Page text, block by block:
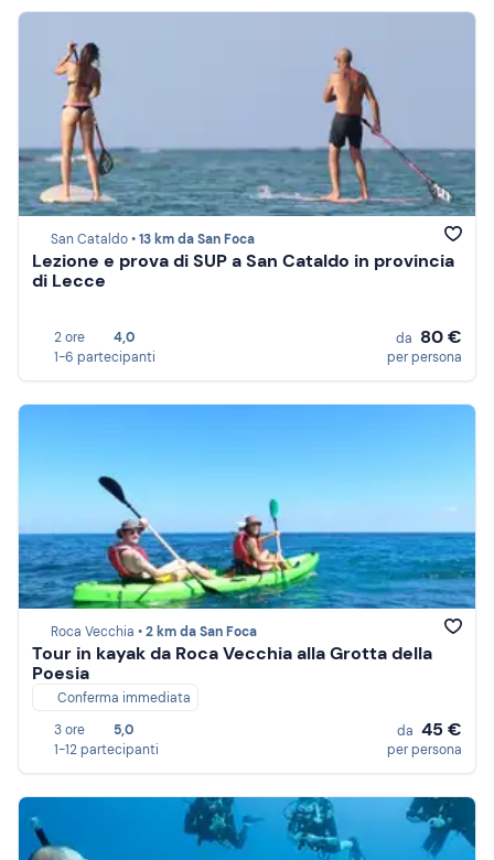
San Cataldo •13 km da San Foca
Lezione e prova di SUP a San Cataldo in provincia
di Lecce
2 ore
4,0
1-6 partecipanti
da 80 €
per persona
Roca Vecchia •2 km da San Foca
Tour in kayak da Roca Vecchia alla Grotta della
Poesia
Conferma immediata
3 ore
5,0
1-12 partecipanti
da 45 €
per persona